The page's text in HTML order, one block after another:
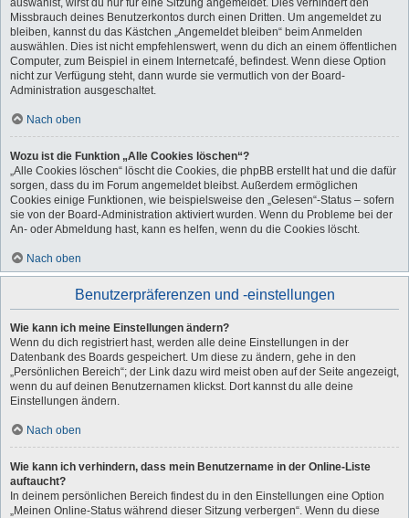
auswählst, wirst du nur für eine Sitzung angemeldet. Dies verhindert den
Missbrauch deines Benutzerkontos durch einen Dritten. Um angemeldet zu
bleiben, kannst du das Kästchen „Angemeldet bleiben“ beim Anmelden
auswählen. Dies ist nicht empfehlenswert, wenn du dich an einem öffentlichen
Computer, zum Beispiel in einem Internetcafé, befindest. Wenn diese Option
nicht zur Verfügung steht, dann wurde sie vermutlich von der Board-
Administration ausgeschaltet.
Nach oben
Wozu ist die Funktion „Alle Cookies löschen“?
„Alle Cookies löschen“ löscht die Cookies, die phpBB erstellt hat und die dafür
sorgen, dass du im Forum angemeldet bleibst. Außerdem ermöglichen
Cookies einige Funktionen, wie beispielsweise den „Gelesen“-Status – sofern
sie von der Board-Administration aktiviert wurden. Wenn du Probleme bei der
An- oder Abmeldung hast, kann es helfen, wenn du die Cookies löscht.
Nach oben
Benutzerpräferenzen und -einstellungen
Wie kann ich meine Einstellungen ändern?
Wenn du dich registriert hast, werden alle deine Einstellungen in der
Datenbank des Boards gespeichert. Um diese zu ändern, gehe in den
„Persönlichen Bereich“; der Link dazu wird meist oben auf der Seite angezeigt,
wenn du auf deinen Benutzernamen klickst. Dort kannst du alle deine
Einstellungen ändern.
Nach oben
Wie kann ich verhindern, dass mein Benutzername in der Online-Liste
auftaucht?
In deinem persönlichen Bereich findest du in den Einstellungen eine Option
„Meinen Online-Status während dieser Sitzung verbergen“. Wenn du diese